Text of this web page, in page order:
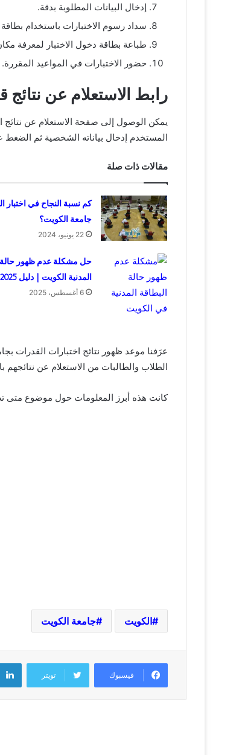
إدخال البيانات المطلوبة بدقة.
سداد رسوم الاختبارات باستخدام
طباعة بطاقة دخول الاختبار لمعرفة
حضور الاختبارات في المواعيد المقررة.
رابط الاستعلام عن
يمكن الوصول إلى صفحة الاستعلام عن نتائج
المستخدم إدخال بياناته الشخصية ثم الضغط
مقالات ذات صلة
كم نسبة النجاح في اختبار
جامعة الكويت؟
22 يونيو، 2024
حل مشكلة عدم ظهور حالة
المدنية الكويت | دليل 2025
6 أغسطس، 2025
عرَفنا موعد ظهور نتائج اختبارات القدرات
الطلاب والطالبات من الاستعلام عن نتائجهم
كانت هذه أبرز المعلومات حول موضوع متى
الكويت جامعة الكويت
فيسبوك تويتر